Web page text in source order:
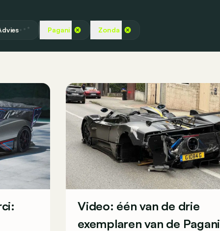
Pagani Zonda
Video: één van de drie
exemplaren van de Pagani